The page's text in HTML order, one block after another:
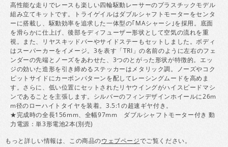
高性能な走りでレースも楽しい四輪駆動レーサーのプラスチックモデル
組み立てキットです。トライゲイルはダブルシャフトモーターをセンタ
ーに搭載し、駆動効率を追求した一体型の｢MAシャーシ｣を採用。底面
を滑らかに仕上げ、後部をディフューザー形状として空気の流れを重
視。また、リヤスキッドバーやサイドステーもセットしました。ボディ
はスーパーカーをイメージ。3を表す「TRI」の名前のように左右のフェ
ンダーの先端とノーズをあわせた、3つのとがった形状が特徴的。エッ
ジの効いた造形を引き締めるステッカーはメタリック調。ノーズやコク
ピットサイドにカーボンパターンを配してレーシングムードを高めま
す。さらに、低い位置にセットされたリヤウイングがハイスピードマシ
ンであることを主張します。シルバーのフィンデザインホイールに26m
m径のローハイトタイヤを装着。3.5:1の超速ギヤ付き。
★完成時の全長156mm、全幅97mm ダブルシャフトモーター付き 動
力電源：単3形電池2本(別売)
もっと詳しい情報は、この商品のウェブページでご覧ください。